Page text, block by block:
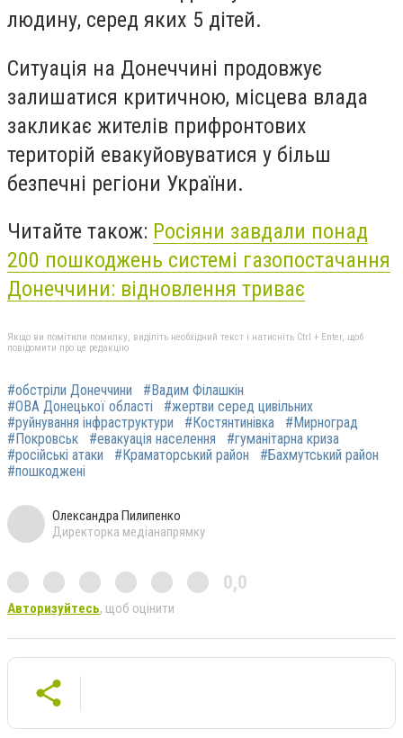
людину, серед яких 5 дітей.
Ситуація на Донеччині продовжує
залишатися критичною, місцева влада
закликає жителів прифронтових
територій евакуйовуватися у більш
безпечні регіони України.
Читайте також: Росіяни завдали понад
200 пошкоджень системі газопостачання
Донеччини: відновлення триває
Якщо ви помітили помилку, виділіть необхідний текст і натисніть Ctrl + Enter, щоб
повідомити про це редакцію
#обстріли Донеччини
#Вадим Філашкін
#ОВА Донецької області
#жертви серед цивільних
#руйнування інфраструктури
#Костянтинівка
#Мирноград
#Покровськ
#евакуація населення
#гуманітарна криза
#російські атаки
#Краматорський район
#Бахмутський район
#пошкоджені
Олександра Пилипенко
Директорка медіанапрямку
0,0
Авторизуйтесь, щоб оцінити